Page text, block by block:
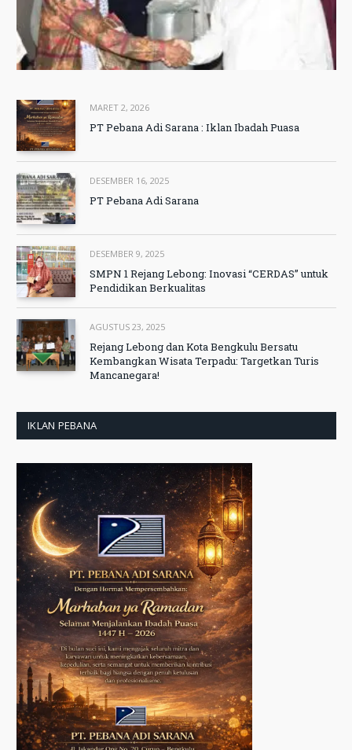
MARET 2, 2026
PT Pebana Adi Sarana : Iklan Ibadah Puasa
DESEMBER 16, 2025
PT Pebana Adi Sarana
DESEMBER 9, 2025
SMPN 1 Rejang Lebong: Inovasi “CERDAS” untuk
Pendidikan Berkualitas
AGUSTUS 23, 2025
Rejang Lebong dan Kota Bengkulu Bersatu
Kembangkan Wisata Terpadu: Targetkan Turis
Mancanegara!
IKLAN PEBANA